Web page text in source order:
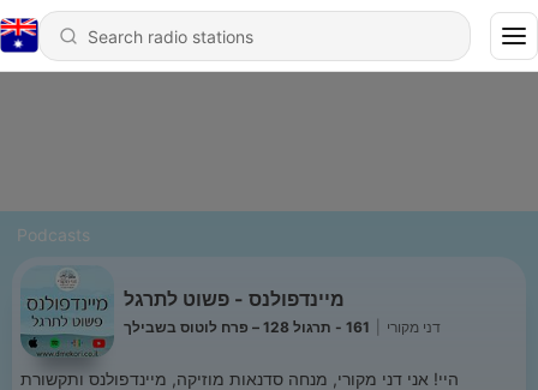
Podcasts
מיינדפולנס - פשוט לתרגל
דני מקורי 161 - תרגול 128 – פרח לוטוס בשבילך
היי! אני דני מקורי, מנחה סדנאות מוזיקה, מיינדפולנס ותקשורת